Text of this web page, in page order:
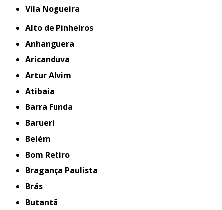
Vila Nogueira
Alto de Pinheiros
Anhanguera
Aricanduva
Artur Alvim
Atibaia
Barra Funda
Barueri
Belém
Bom Retiro
Bragança Paulista
Brás
Butantã